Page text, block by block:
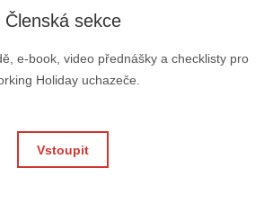
Členská sekce
e-book, video přednášky a checklisty pro
Holiday uchazeče.
Vstoupit